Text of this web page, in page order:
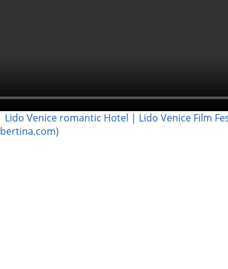
Lido Venice romantic Hotel | Lido Venice Film